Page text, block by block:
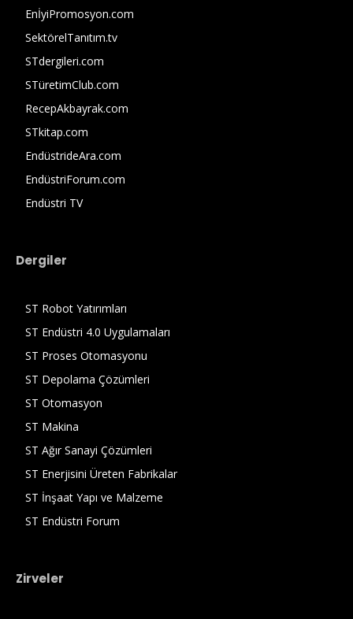
EnİyiPromosyon.com
SektörelTanıtım.tv
STdergileri.com
STüretimClub.com
RecepAkbayrak.com
STkitap.com
EndüstrideAra.com
EndüstriForum.com
Endüstri TV
Dergiler
ST Robot Yatırımları
ST Endüstri 4.0 Uygulamaları
ST Proses Otomasyonu
ST Depolama Çözümleri
ST Otomasyon
ST Makina
ST Ağır Sanayi Çözümleri
ST Enerjisini Üreten Fabrikalar
ST İnşaat Yapı ve Malzeme
ST Endüstri Forum
Zirveler